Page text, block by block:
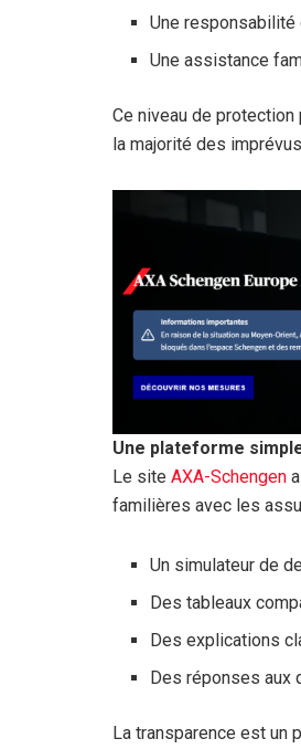
Une responsabilité
Une assistance
Ce niveau de protection
la majorité des
Une plateforme
Le site AXA-Schengen
familières avec les
Un simulateur de
Des tableaux
Des explications
Des réponses aux
La transparence est un